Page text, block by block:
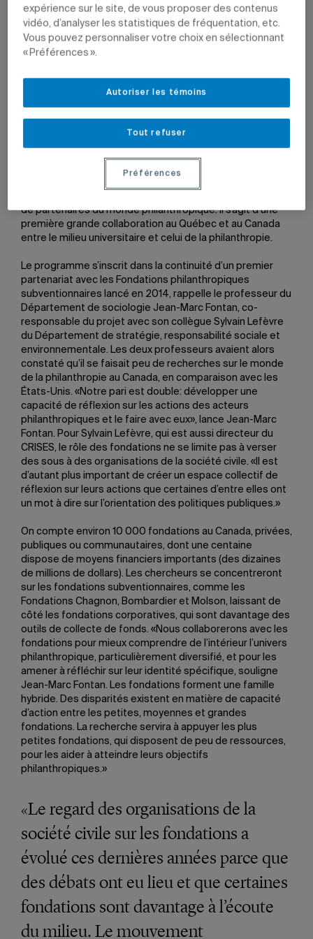
mouvement philanthropique au Canada ?
Ces questions animent les travaux duRéseau canadien
de recherche partenariale sur la philanthropie
de dollars sur six ans – pour le projet «Évaluation du rôle
défis environnementaux». Ce projet de recherche
de partenaires du monde philanthropique. Il s’agit d’une
première grande collaboration au Québec et au Canada
entre le milieu universitaire et celui de la philanthropie.
Le programme s’inscrit dans la continuité d’un premier
partenariat avec les Fondations philanthropiques
subventionnaires lancé en 2014, rappelle le professeur du
Département de sociologie Jean-Marc Fontan, co-
responsable du projet avec son collègue Sylvain Lefèvre
du Département de stratégie, responsabilité sociale et
environnementale. Les deux professeurs avaient alors
constaté qu’il se faisait peu de recherches sur le monde
de la philanthropie au Canada, en comparaison avec les
États-Unis. «Notre pari est double: développer une
capacité de réflexion sur les actions des acteurs
philanthropiques et le faire avec eux», lance Jean-Marc
Fontan. Pour Sylvain Lefèvre, qui est aussi directeur du
CRISES, le rôle des fondations ne se limite pas à verser
des sous à des organisations de la société civile. «Il est
d’autant plus important de créer un espace collectif de
réflexion sur leurs actions que certaines d’entre elles ont
un mot à dire sur l’orientation des politiques publiques.»
On compte environ 10 000 fondations au Canada, privées,
publiques ou communautaires, dont une centaine
dispose de moyens financiers importants (des dizaines
de millions de dollars). Les chercheurs se concentreront
sur les fondations subventionnaires, comme les
Fondations Chagnon, Bombardier et Molson, laissant de
côté les fondations corporatives, qui sont davantage des
outils de collecte de fonds. «Nous collaborerons avec les
fondations pour mieux comprendre de l’intérieur l’univers
philanthropique, particulièrement diversifié, et pour les
amener à réfléchir sur leur identité spécifique, souligne
Jean-Marc Fontan. Les fondations forment une famille
hybride. Des disparités existent en matière de capacité
d’action entre les petites, moyennes et grandes
fondations. La recherche servira à appuyer les plus
petites fondations, qui disposent de peu de ressources,
pour les aider à atteindre leurs objectifs
philanthropiques.»
«Le regard des organisations de la
société civile sur les fondations a
évolué ces dernières années parce que
des débats ont eu lieu et que certaines
fondations sont davantage à l’écoute
du milieu. Le mouvement
expérience sur le site, de vous proposer des contenus
vidéo, d’analyser les statistiques de fréquentation, etc.
Vous pouvez personnaliser votre choix en sélectionnant
« Préférences ».
Tout refuser
Autoriser les témoins
Préférences